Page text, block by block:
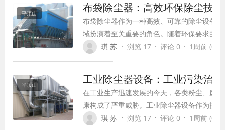
平顶山 布袋除尘器：高效环保除尘技
布袋除尘器作为一种高效、可靠的除尘设备
域扮演着至关重要的角色。随着环保要求的
器凭借其卓越的除尘性能和广泛的应用范围
琪 苏 · 浏览 17 · 评论 0 · 1周前 (08-
平顶山 工业除尘器设备：工业污染治
在工业生产迅速发展的今天，各类粉尘、废
康构成了严重威胁。工业除尘器设备作为控
生产环境的关键设备，已成为现代工业生产
琪 苏 · 浏览 17 · 评论 0 · 1周前 (07-